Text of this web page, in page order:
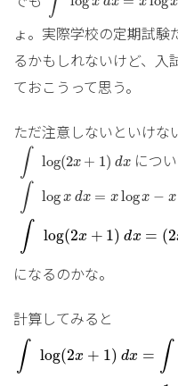
ょ。実際学校の定期試
るかもしれないけど、入
ておこうって思う。
ただ注意しないといけな
∫ log(2x + 1) dx
∫log(2x +1 d x
につ
∫ log x dx = x logx − x
∫
∫ log(2x + 1) dx = (2
∫
になるのかな。
計算してみると
∫ log(2x + 1) dx = ∫
∫ log 2 + ∫